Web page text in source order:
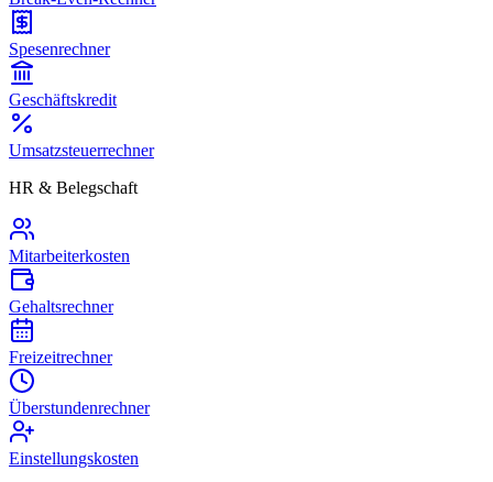
Spesenrechner
Geschäftskredit
Umsatzsteuerrechner
HR & Belegschaft
Mitarbeiterkosten
Gehaltsrechner
Freizeitrechner
Überstundenrechner
Einstellungskosten